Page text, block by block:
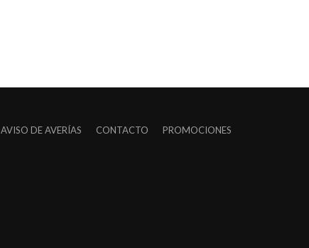
AVISO DE AVERÍAS CONTACTO PROMOCIONES